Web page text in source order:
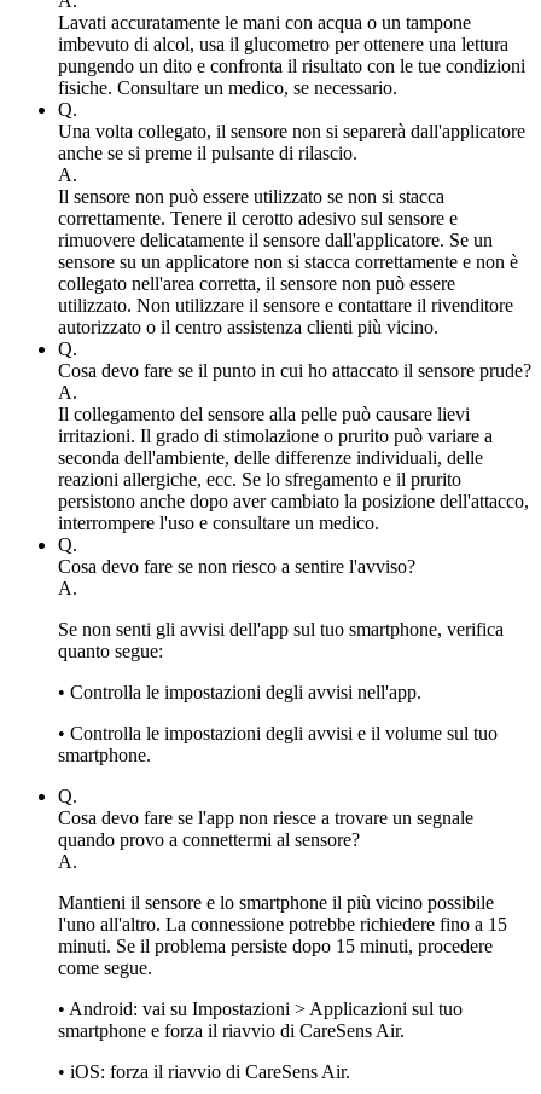
Lavati accuratamente le mani con acqua o un tampone
imbevuto di alcol, usa il glucometro per ottenere una lettura
pungendo un dito e confronta il risultato con le tue condizioni
fisiche. Consultare un medico, se necessario.
Q.
Una volta collegato, il sensore non si separerà dall'applicatore
anche se si preme il pulsante di rilascio.
A.
Il sensore non può essere utilizzato se non si stacca
correttamente. Tenere il cerotto adesivo sul sensore e
rimuovere delicatamente il sensore dall'applicatore. Se un
sensore su un applicatore non si stacca correttamente e non è
collegato nell'area corretta, il sensore non può essere
utilizzato. Non utilizzare il sensore e contattare il rivenditore
autorizzato o il centro assistenza clienti più vicino.
Q.
Cosa devo fare se il punto in cui ho attaccato il sensore prude?
A.
Il collegamento del sensore alla pelle può causare lievi
irritazioni. Il grado di stimolazione o prurito può variare a
seconda dell'ambiente, delle differenze individuali, delle
reazioni allergiche, ecc. Se lo sfregamento e il prurito
persistono anche dopo aver cambiato la posizione dell'attacco,
interrompere l'uso e consultare un medico.
Q.
Cosa devo fare se non riesco a sentire l'avviso?
A.
Se non senti gli avvisi dell'app sul tuo smartphone, verifica
quanto segue:
• Controlla le impostazioni degli avvisi nell'app.
• Controlla le impostazioni degli avvisi e il volume sul tuo
smartphone.
Q.
Cosa devo fare se l'app non riesce a trovare un segnale
quando provo a connettermi al sensore?
A.
Mantieni il sensore e lo smartphone il più vicino possibile
l'uno all'altro. La connessione potrebbe richiedere fino a 15
minuti. Se il problema persiste dopo 15 minuti, procedere
come segue.
• Android: vai su Impostazioni > Applicazioni sul tuo
smartphone e forza il riavvio di CareSens Air.
• iOS: forza il riavvio di CareSens Air.